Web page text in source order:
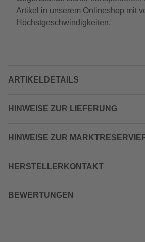
Artikel in unserem Onlineshop mit
Höchstgeschwindigkeiten.
ARTIKELDETAILS
HINWEISE ZUR LIEFERUNG
HINWEISE ZUR
HERSTELLERKONTAKT
BEWERTUNGEN